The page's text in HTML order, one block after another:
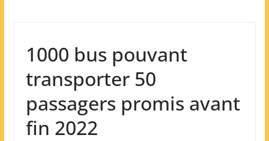
1000 bus pouvant
transporter 50
passagers promis avant
fin 2022